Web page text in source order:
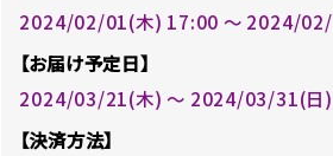
2024/02/01(木) 17:00 〜 2024/02/
【お届け予定日】
2024/03/21(木) 〜 2024/03/31(日)
【決済方法】